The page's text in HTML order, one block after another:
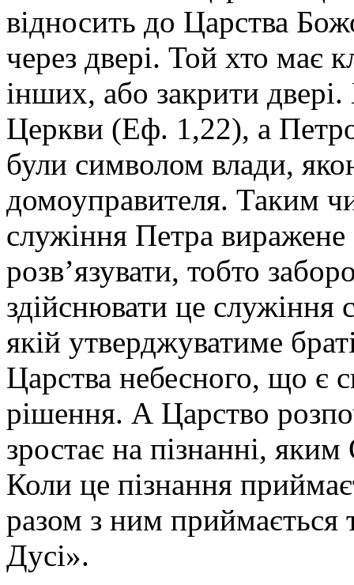
відносить до Царства
через двері. Той хто має
інших, або закрити
Церкви (Еф. 1,22), а
були символом влади,
домоуправителя. Таким
служіння Петра виражене
розв’язувати, тобто
здійснювати це служіння
якій утверджуватиме
Царства небесного, що є
рішення. А Царство
зростає на пізнанні,
Коли це пізнання
разом з ним приймається
Дусі».